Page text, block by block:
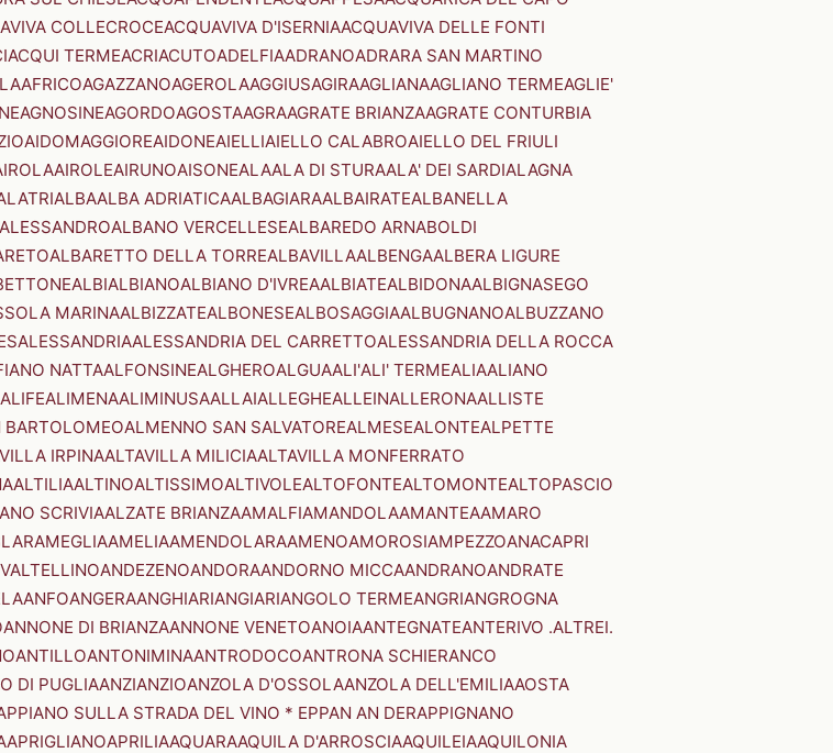
COLLECROCEACQUAVIVA D'ISERNIAACQUAVIVA DELLE FONTI
ACQUI TERMEACRIACUTOADELFIAADRANOADRARA SAN MARTINO
AFRICOAGAZZANOAGEROLAAGGIUSAGIRAAGLIANAAGLIANO TERMEAGLIE'
AGNOSINEAGORDOAGOSTAAGRAAGRATE BRIANZAAGRATE CONTURBIA
AIDOMAGGIOREAIDONEAIELLIAIELLO CALABROAIELLO DEL FRIULI
AIROLEAIRUNOAISONEALAALA DI STURAALA' DEI SARDIALAGNA
ALBAALBA ADRIATICAALBAGIARAALBAIRATEALBANELLA
ALBANO VERCELLESEALBAREDO ARNABOLDI
ALBARETTO DELLA TORREALBAVILLAALBENGAALBERA LIGURE
ALBIALBIANOALBIANO D'IVREAALBIATEALBIDONAALBIGNASEGO
MARINAALBIZZATEALBONESEALBOSAGGIAALBUGNANOALBUZZANO
ALESSANDRIAALESSANDRIA DEL CARRETTOALESSANDRIA DELLA ROCCA
NATTAALFONSINEALGHEROALGUAALI'ALI' TERMEALIAALIANO
ALIFEALIMENAALIMINUSAALLAIALLEGHEALLEINALLERONAALLISTE
ALMENNO SAN SALVATOREALMESEALONTEALPETTE
IRPINAALTAVILLA MILICIAALTAVILLA MONFERRATO
ALTILIAALTINOALTISSIMOALTIVOLEALTOFONTEALTOMONTEALTOPASCIO
SCRIVIAALZATE BRIANZAAMALFIAMANDOLAAMANTEAAMARO
AMEGLIAAMELIAAMENDOLARAAMENOAMOROSIAMPEZZOANACAPRI
ANDEZENOANDORAANDORNO MICCAANDRANOANDRATE
ANFOANGERAANGHIARIANGIARIANGOLO TERMEANGRIANGROGNA
ANNONE DI BRIANZAANNONE VENETOANOIAANTEGNATEANTERIVO .ALTREI.
ANTILLOANTONIMINAANTRODOCOANTRONA SCHIERANCO
DI PUGLIAANZIANZIOANZOLA D'OSSOLAANZOLA DELL'EMILIAAOSTA
SULLA STRADA DEL VINO * EPPAN AN DERAPPIGNANO
APRIGLIANOAPRILIAAQUARAAQUILA D'ARROSCIAAQUILEIAAQUILONIA